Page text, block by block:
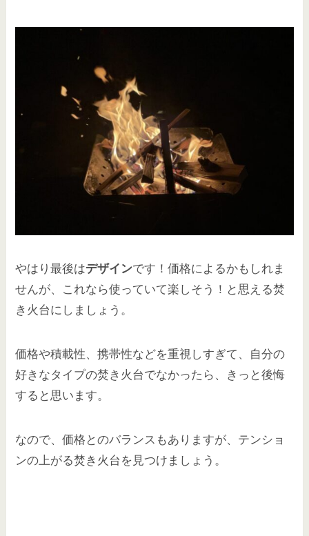
やはり最後はデザインです！価格によるかもしれま
せんが、これなら使っていて楽しそう！と思える焚
き火台にしましょう。
価格や積載性、携帯性などを重視しすぎて、自分の
好きなタイプの焚き火台でなかったら、きっと後悔
すると思います。
なので、価格とのバランスもありますが、テンショ
ンの上がる焚き火台を見つけましょう。